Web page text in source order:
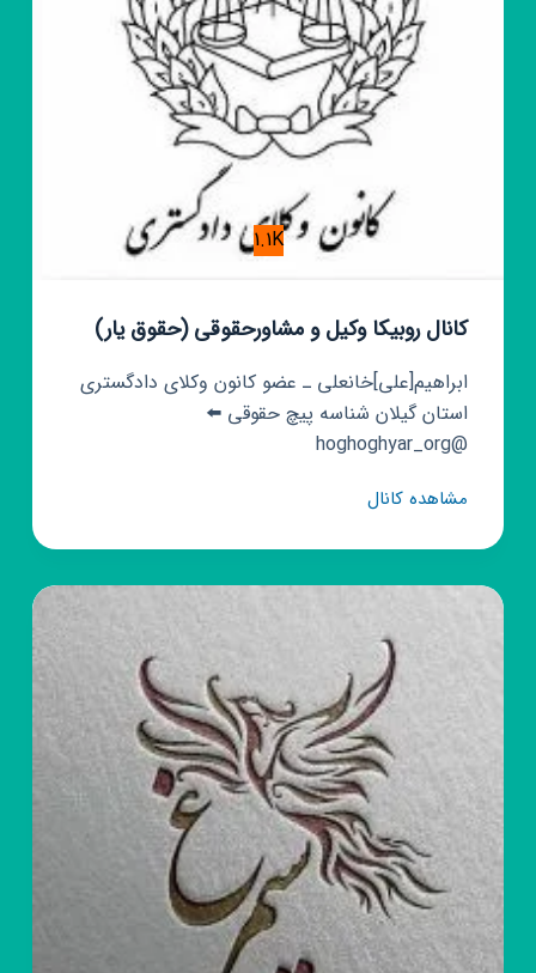
1.1K
کانال روبیکا وکیل و مشاورحقوقی (حقوق یار)
ابراهیم[علی]خانعلی ـ عضو کانون وکلای دادگستری
استان گیلان شناسه پیچ حقوقی ⬅️
@hoghoghyar_org
مشاهده کانالکانال
وکیل
و
یار)